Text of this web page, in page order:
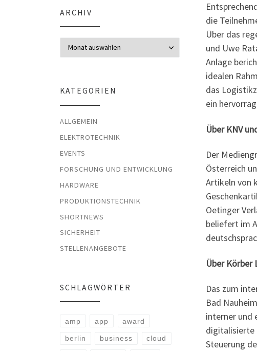
die
Über das
und Uwe
Anlage
idealen
das
ein
Über KNV
Der
Österreich
Artikeln von
Oetinger
beliefert im
Über Körber
Das zum
Bad
interner und
digitalisierte
Steuerung
ARCHIV
KATEGORIEN
ALLGEMEIN
ELEKTROTECHNIK
EVENTS
FORSCHUNG UND ENTWICKLUNG
HARDWARE
PRODUKTIONSTECHNIK
SHORTNEWS
SICHERHEIT
STELLENANGEBOTE
SCHLAGWÖRTER
amp app award
berlin business cloud